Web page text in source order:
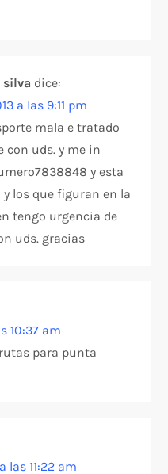
silva dice:
a las 9:11 pm
mala e tratado
con uds. y me in
y esta
los que figuran en la
tengo urgencia de
uds. gracias
10:37 am
para punta
las 11:22 am